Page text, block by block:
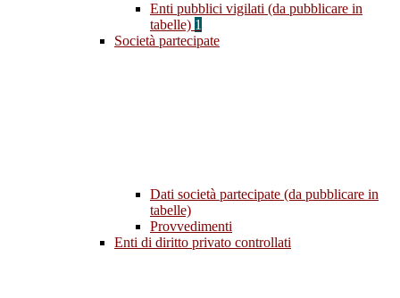
Enti pubblici vigilati (da pubblicare in
tabelle) 1
Società partecipate
Dati società partecipate (da pubblicare in
tabelle)
Provvedimenti
Enti di diritto privato controllati